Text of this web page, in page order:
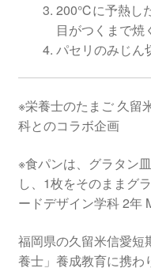
200℃に予熱し
目がつくまで焼
パセリのみじん
※栄養士のたまご 久留
科とのコラボ企画
※食パンは、グラタン
し、1枚をそのままグ
ードデザイン学科 2年
福岡県の久留米信愛短
養士」養成教育に携わ